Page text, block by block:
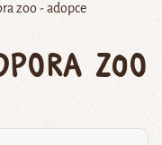
zoo - adopce
zoo